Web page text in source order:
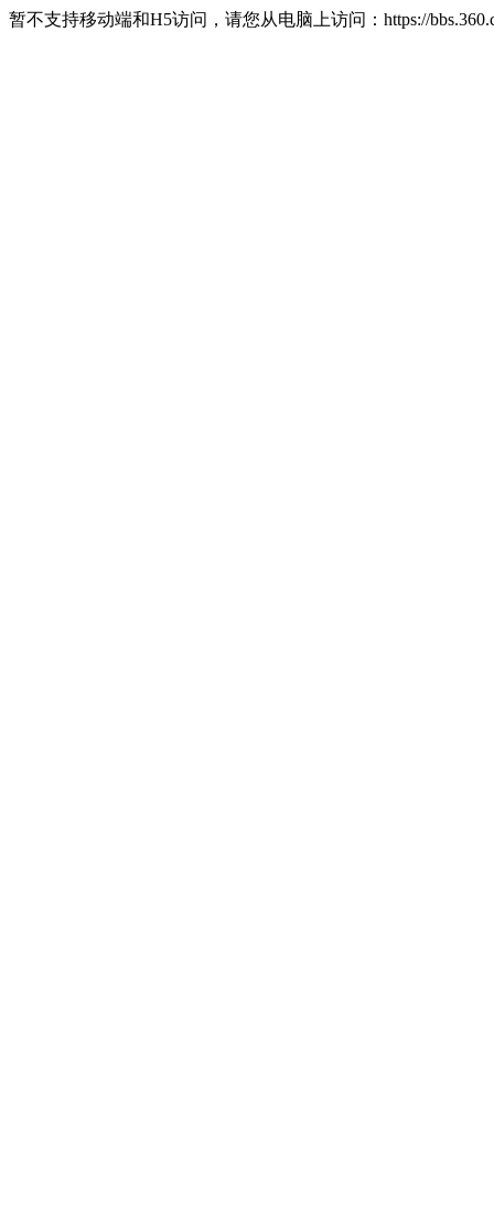
暂不支持移动端和H5访问，请您从电脑上访问：https://